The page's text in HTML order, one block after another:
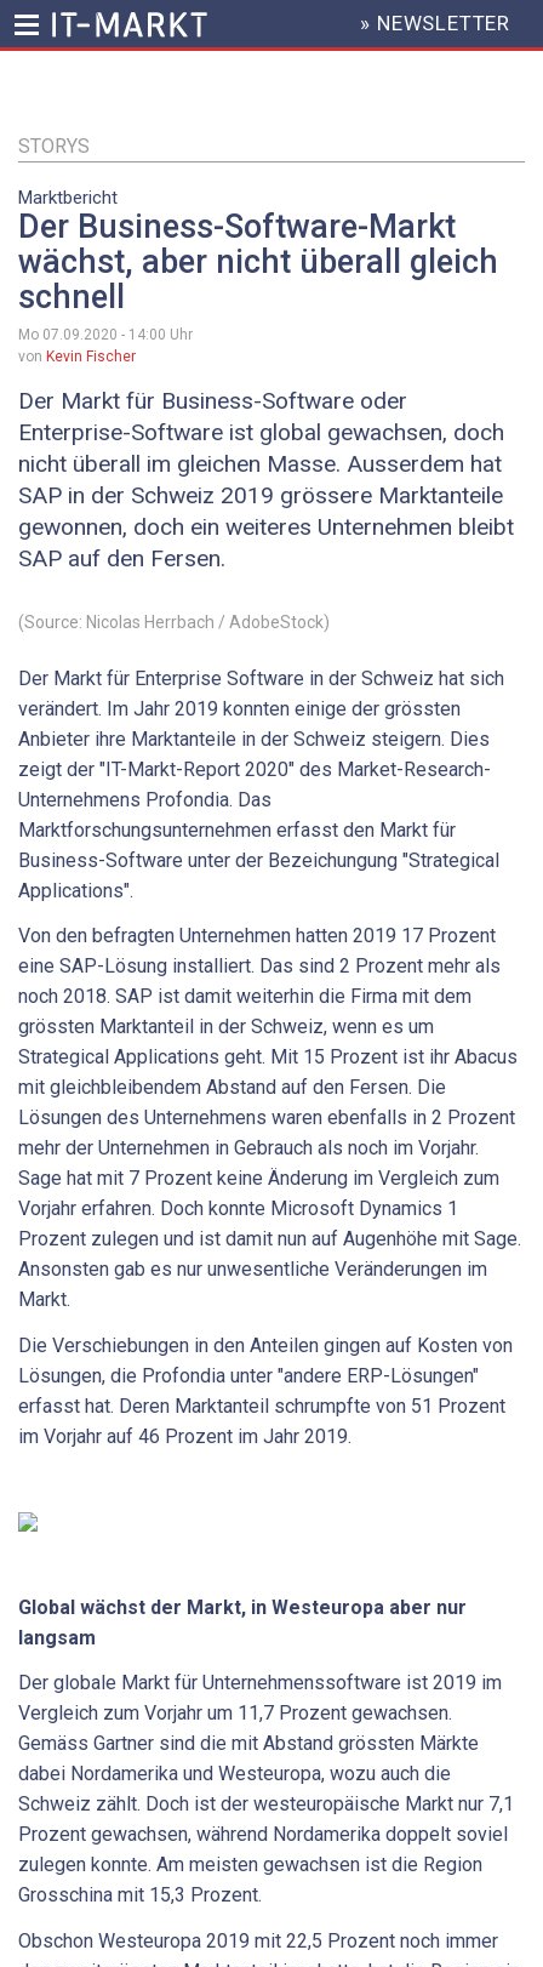
Inhalt
HEADER
MENU
» NEWSLETTER
STORYS
Marktbericht
Der Business-Software-Markt
wächst, aber nicht überall gleich
schnell
Mo 07.09.2020 - 14:00 Uhr
von Kevin Fischer
Der Markt für Business-Software oder
Enterprise-Software ist global gewachsen, doch
nicht überall im gleichen Masse. Ausserdem hat
SAP in der Schweiz 2019 grössere Marktanteile
gewonnen, doch ein weiteres Unternehmen bleibt
SAP auf den Fersen.
(Source: Nicolas Herrbach / AdobeStock)
Der Markt für Enterprise Software in der Schweiz hat sich
verändert. Im Jahr 2019 konnten einige der grössten
Anbieter ihre Marktanteile in der Schweiz steigern. Dies
zeigt der "IT-Markt-Report 2020" des Market-Research-
Unternehmens Profondia. Das
Marktforschungsunternehmen erfasst den Markt für
Business-Software unter der Bezeichungung "Strategical
Applications".
Von den befragten Unternehmen hatten 2019 17 Prozent
eine SAP-Lösung installiert. Das sind 2 Prozent mehr als
noch 2018. SAP ist damit weiterhin die Firma mit dem
grössten Marktanteil in der Schweiz, wenn es um
Strategical Applications geht. Mit 15 Prozent ist ihr Abacus
mit gleichbleibendem Abstand auf den Fersen. Die
Lösungen des Unternehmens waren ebenfalls in 2 Prozent
mehr der Unternehmen in Gebrauch als noch im Vorjahr.
Sage hat mit 7 Prozent keine Änderung im Vergleich zum
Vorjahr erfahren. Doch konnte Microsoft Dynamics 1
Prozent zulegen und ist damit nun auf Augenhöhe mit Sage.
Ansonsten gab es nur unwesentliche Veränderungen im
Markt.
Die Verschiebungen in den Anteilen gingen auf Kosten von
Lösungen, die Profondia unter "andere ERP-Lösungen"
erfasst hat. Deren Marktanteil schrumpfte von 51 Prozent
im Vorjahr auf 46 Prozent im Jahr 2019.
Global wächst der Markt, in Westeuropa aber nur
langsam
Der globale Markt für Unternehmenssoftware ist 2019 im
Vergleich zum Vorjahr um 11,7 Prozent gewachsen.
Gemäss Gartner sind die mit Abstand grössten Märkte
dabei Nordamerika und Westeuropa, wozu auch die
Schweiz zählt. Doch ist der westeuropäische Markt nur 7,1
Prozent gewachsen, während Nordamerika doppelt soviel
zulegen konnte. Am meisten gewachsen ist die Region
Grosschina mit 15,3 Prozent.
Obschon Westeuropa 2019 mit 22,5 Prozent noch immer